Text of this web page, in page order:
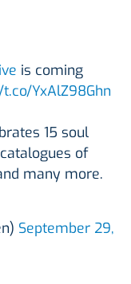
is coming
YxAlZ98Ghn
15 soul
of
many more.
September 29,